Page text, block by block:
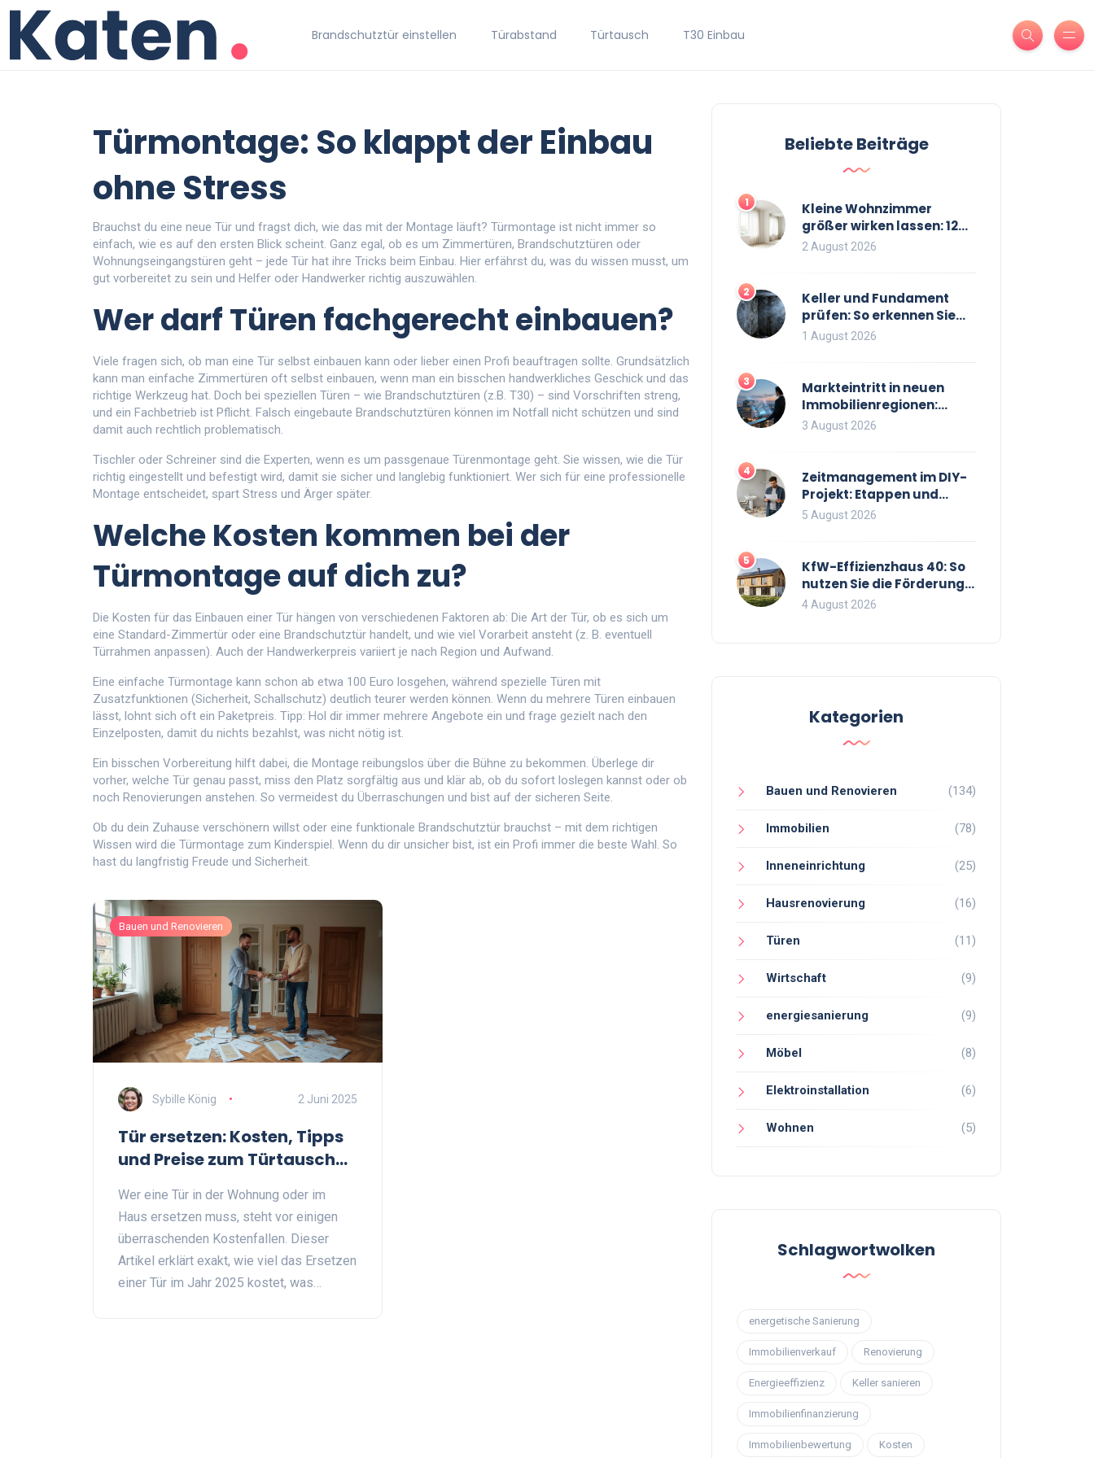
Brandschutztür einstellen Türabstand Türtausch T30 Einbau
Türmontage: So klappt der Einbau
ohne Stress
Brauchst du eine neue Tür und fragst dich, wie das mit der Montage läuft? Türmontage ist nicht immer so
einfach, wie es auf den ersten Blick scheint. Ganz egal, ob es um Zimmertüren, Brandschutztüren oder
Wohnungseingangstüren geht – jede Tür hat ihre Tricks beim Einbau. Hier erfährst du, was du wissen musst, um
gut vorbereitet zu sein und Helfer oder Handwerker richtig auszuwählen.
Wer darf Türen fachgerecht einbauen?
Viele fragen sich, ob man eine Tür selbst einbauen kann oder lieber einen Profi beauftragen sollte. Grundsätzlich
kann man einfache Zimmertüren oft selbst einbauen, wenn man ein bisschen handwerkliches Geschick und das
richtige Werkzeug hat. Doch bei speziellen Türen – wie Brandschutztüren (z.B. T30) – sind Vorschriften streng,
und ein Fachbetrieb ist Pflicht. Falsch eingebaute Brandschutztüren können im Notfall nicht schützen und sind
damit auch rechtlich problematisch.
Tischler oder Schreiner sind die Experten, wenn es um passgenaue Türenmontage geht. Sie wissen, wie die Tür
richtig eingestellt und befestigt wird, damit sie sicher und langlebig funktioniert. Wer sich für eine professionelle
Montage entscheidet, spart Stress und Ärger später.
Welche Kosten kommen bei der
Türmontage auf dich zu?
Die Kosten für das Einbauen einer Tür hängen von verschiedenen Faktoren ab: Die Art der Tür, ob es sich um
eine Standard-Zimmertür oder eine Brandschutztür handelt, und wie viel Vorarbeit ansteht (z. B. eventuell
Türrahmen anpassen). Auch der Handwerkerpreis variiert je nach Region und Aufwand.
Eine einfache Türmontage kann schon ab etwa 100 Euro losgehen, während spezielle Türen mit
Zusatzfunktionen (Sicherheit, Schallschutz) deutlich teurer werden können. Wenn du mehrere Türen einbauen
lässt, lohnt sich oft ein Paketpreis. Tipp: Hol dir immer mehrere Angebote ein und frage gezielt nach den
Einzelposten, damit du nichts bezahlst, was nicht nötig ist.
Ein bisschen Vorbereitung hilft dabei, die Montage reibungslos über die Bühne zu bekommen. Überlege dir
vorher, welche Tür genau passt, miss den Platz sorgfältig aus und klär ab, ob du sofort loslegen kannst oder ob
noch Renovierungen anstehen. So vermeidest du Überraschungen und bist auf der sicheren Seite.
Ob du dein Zuhause verschönern willst oder eine funktionale Brandschutztür brauchst – mit dem richtigen
Wissen wird die Türmontage zum Kinderspiel. Wenn du dir unsicher bist, ist ein Profi immer die beste Wahl. So
hast du langfristig Freude und Sicherheit.
Bauen und Renovieren
Sybille König 2 Juni 2025
Tür ersetzen: Kosten, Tipps
und Preise zum Türtausch
Wer eine Tür in der Wohnung oder im
Haus ersetzen muss, steht vor einigen
überraschenden Kostenfallen. Dieser
Artikel erklärt exakt, wie viel das Ersetzen
einer Tür im Jahr 2025 kostet, was
Beliebte Beiträge
1
Kleine Wohnzimmer
größer wirken lassen: 12
bewährte Tricks für mehr
2 August 2026
2
Keller und Fundament
prüfen: So erkennen Sie
Risse und Feuchtigkeit bei
1 August 2026
3
Markteintritt in neuen
Immobilienregionen:
Strategien, Risiken und
3 August 2026
4
Zeitmanagement im DIY-
Projekt: Etappen und
Puffer richtig planen
5 August 2026
5
KfW-Effizienzhaus 40: So
nutzen Sie die Förderung
optimal für Neubau und
4 August 2026
Kategorien
Bauen und Renovieren (134)
Immobilien (78)
Inneneinrichtung (25)
Hausrenovierung (16)
Türen (11)
Wirtschaft (9)
energiesanierung (9)
Möbel (8)
Elektroinstallation (6)
Wohnen (5)
Schlagwortwolken
energetische Sanierung
Immobilienverkauf Renovierung
Energieeffizienz Keller sanieren
Immobilienfinanzierung
Immobilienbewertung Kosten